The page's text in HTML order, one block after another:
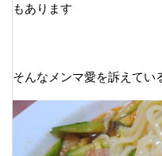
もあります
そんなメンマ愛を訴えてい